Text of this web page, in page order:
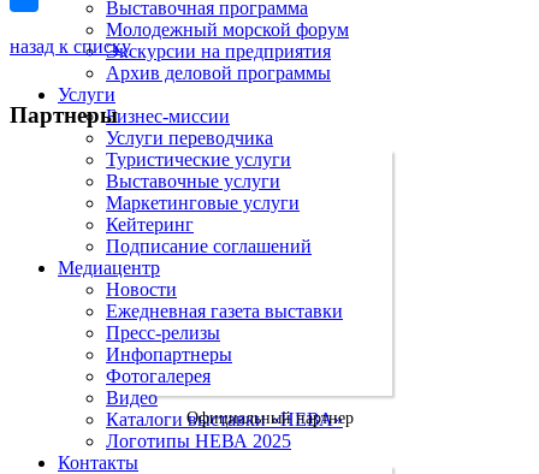
Выставочная программа
Молодежный морской форум
Экскурсии на предприятия
Архив деловой программы
Услуги
Бизнес-миссии
Услуги переводчика
Туристические услуги
Выставочные услуги
Маркетинговые услуги
Кейтеринг
Подписание соглашений
Медиацентр
Новости
Ежедневная газета выставки
Пресс-релизы
Инфопартнеры
Фотогалерея
Видео
Каталоги выставки «НЕВА»
Логотипы НЕВА 2025
Контакты
назад к списку
Партнеры
Официальный партнер